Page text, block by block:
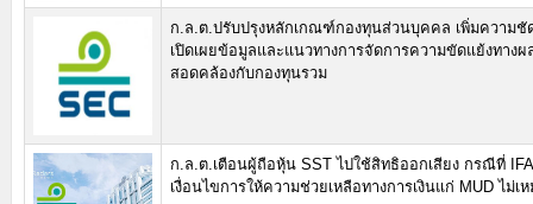
ก.ล.ต.ปรับปรุงหลักเกณฑ์กองทุนส่วนบุคคล เพิ่มความชั
เปิดเผยข้อมูลและแนวทางการจัดการความขัดแย้งทาง
สอดคล้องกับกองทุนรวม
ก.ล.ต.เตือนผู้ถือหุ้น SST ไปใช้สิทธิออกเสียง กรณีที่
เงื่อนไขการให้ความช่วยเหลือทางการเงินแก่ MUD ไม่เ